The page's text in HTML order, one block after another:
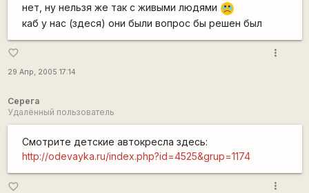
нет, ну нельзя же так с живыми людями :C
каб у нас (здеся) они были вопрос бы решен был
favorite_border
29 Апр, 2005 17:14
more_vert
Серега
Удалённый пользователь
Смотрите детские автокресла здесь:
http://odevayka.ru/index.php?id=4525&grup=1174
favorite_border more_vert